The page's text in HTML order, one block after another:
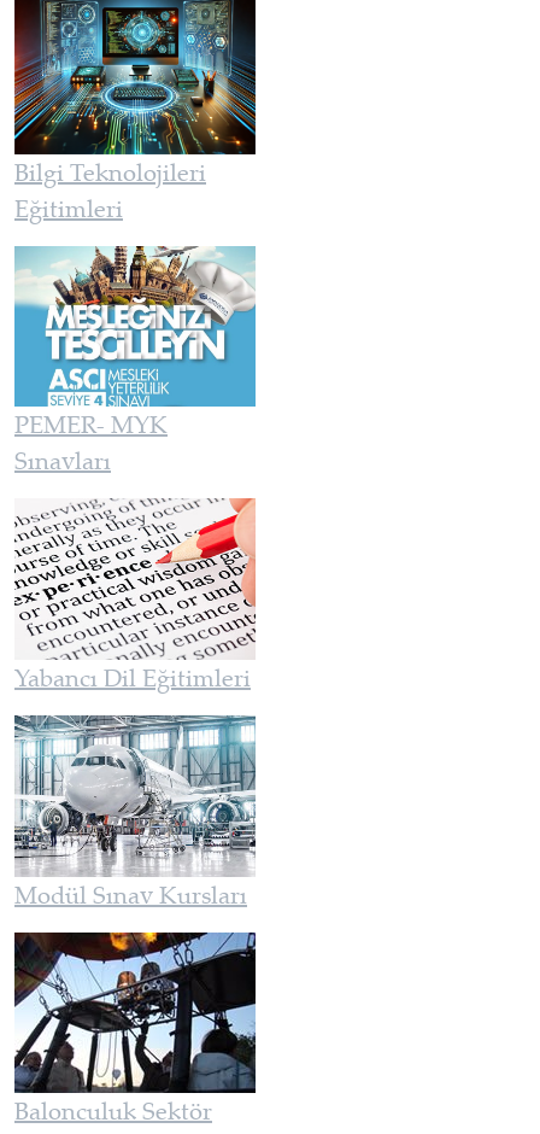
Bilgi Teknolojileri
Eğitimleri
PEMER- MYK
Sınavları
Yabancı Dil Eğitimleri
Modül Sınav Kursları
Balonculuk Sektör